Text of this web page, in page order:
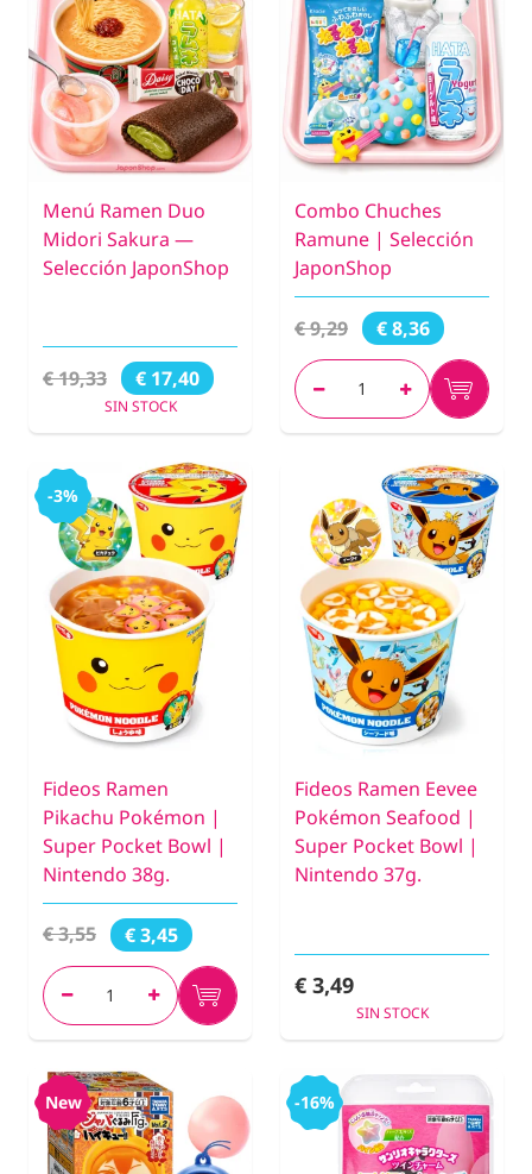
Menú Ramen Duo
Midori Sakura —
Selección JaponShop
€ 19,33 € 17,40
SIN STOCK
Combo Chuches
Ramune | Selección
JaponShop
€ 9,29 € 8,36
-3%
Fideos Ramen
Pikachu Pokémon |
Super Pocket Bowl |
Nintendo 38g.
€ 3,55 € 3,45
Fideos Ramen Eevee
Pokémon Seafood |
Super Pocket Bowl |
Nintendo 37g.
€ 3,49
SIN STOCK
New -16%